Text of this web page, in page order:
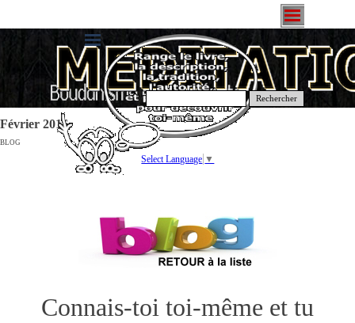
Rechercher
Février 2016
BLOG
Select Language ▼
Connais-toi toi-même et tu